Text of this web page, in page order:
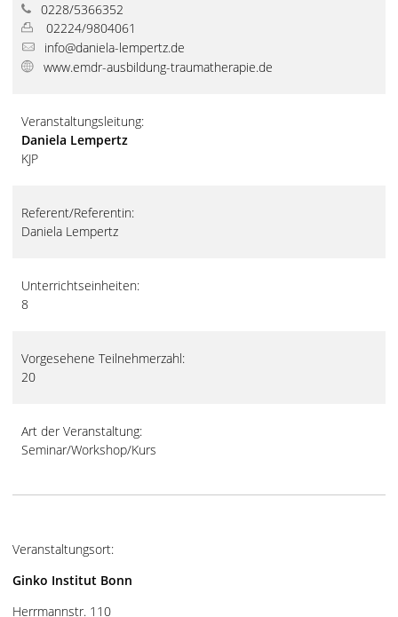
0228/5366352
02224/9804061
info@daniela-lempertz.de
www.emdr-ausbildung-traumatherapie.de
Veranstaltungsleitung:
Daniela Lempertz
KJP
Referent/Referentin:
Daniela Lempertz
Unterrichtseinheiten:
8
Vorgesehene Teilnehmerzahl:
20
Art der Veranstaltung:
Seminar/Workshop/Kurs
Veranstaltungsort:
Ginko Institut Bonn
Herrmannstr. 110